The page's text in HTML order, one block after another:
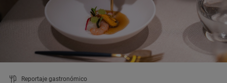
Reportaje gastronómico